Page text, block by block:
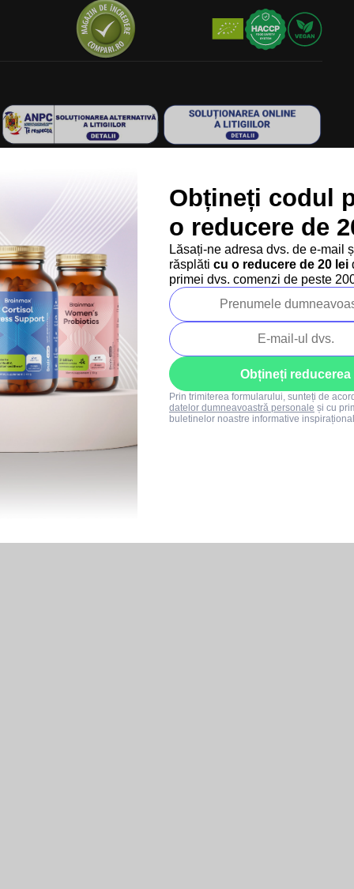
BrainMarket.ro. Toate drepturile rezervate.
Politica de prelucrare a datelor cu caracter personal
Termeni și condițiiCookies Creat de Shoptet Premium
Obțineți codul
o reducere de
Lăsați-ne adresa dvs. de e-mail
răsplăti cu o reducere de 20 lei
primei dvs. comenzi de peste
Obțineți reducerea
Prin trimiterea formularului, sunteți de
datelor dumneavoastră personale și cu
buletinelor noastre informative